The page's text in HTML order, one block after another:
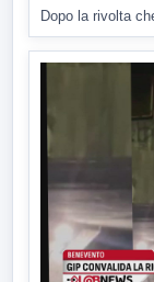
Dopo la rivolta